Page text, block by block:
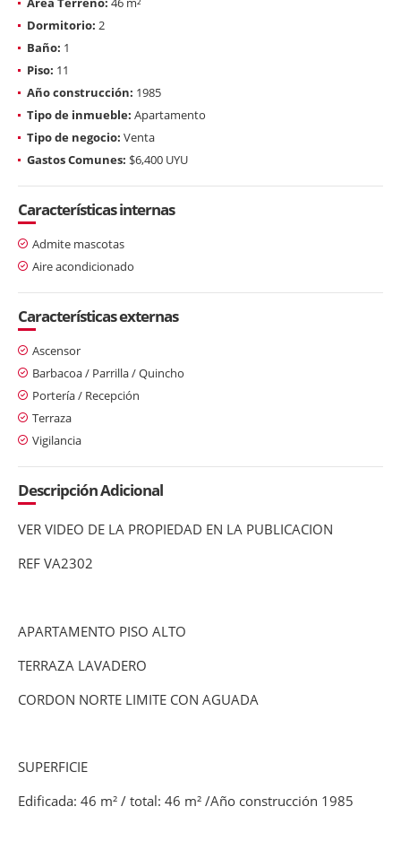
Dormitorio: 2
Baño: 1
Piso: 11
Año construcción: 1985
Tipo de inmueble: Apartamento
Tipo de negocio: Venta
Gastos Comunes: $6,400 UYU
Características internas
Admite mascotas
Aire acondicionado
Características externas
Ascensor
Barbacoa / Parrilla / Quincho
Portería / Recepción
Terraza
Vigilancia
Descripción Adicional
VER VIDEO DE LA PROPIEDAD EN LA PUBLICACION
REF VA2302
APARTAMENTO PISO ALTO
TERRAZA LAVADERO
CORDON NORTE LIMITE CON AGUADA
SUPERFICIE
Edificada: 46 m² / total: 46 m² /Año construcción 1985